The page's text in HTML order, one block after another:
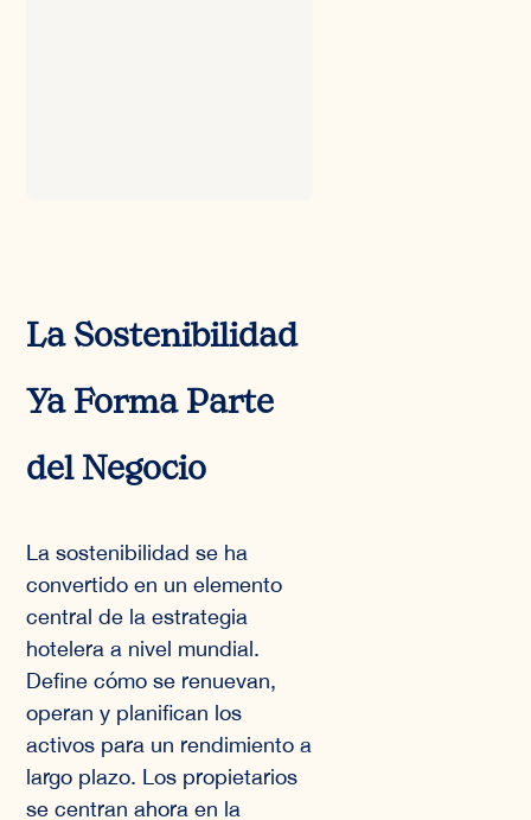
La Sostenibilidad
Ya Forma Parte
del Negocio
La sostenibilidad se ha
convertido en un elemento
central de la estrategia
hotelera a nivel mundial.
Define cómo se renuevan,
operan y planifican los
activos para un rendimiento a
largo plazo. Los propietarios
se centran ahora en la